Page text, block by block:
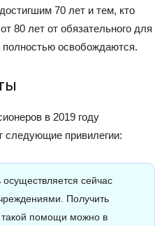
70 лет и тем, кто
80 лет от обязательного для
освобождаются.
в 2019 году
следующие привилегии:
сейчас
Получить
помощи можно в